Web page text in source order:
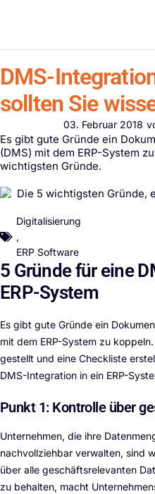
ERP Software
Support
Ressourcen
Karriere
Unternehmen
DMS-
sollten Sie
03. Februar 2018
Es gibt gute Gründe ein
(DMS) mit dem ERP-System
wichtigsten Gründe.
Digitalisierung
,
ERP Software
5 Gründe für eine
ERP-System
Es gibt gute Gründe ein
mit dem ERP-System zu
gestellt und eine Checkliste
DMS-Integration in ein ERP-
Punkt 1: Kontrolle über
Unternehmen, die ihre
nachvollziehbar verwalten, sind
über alle geschäftsrelevanten
zu behalten, macht